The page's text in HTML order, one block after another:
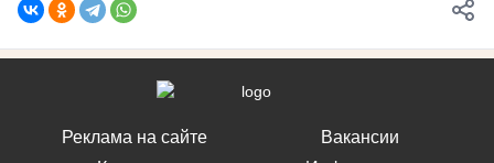
Реклама на сайте
Вакансии